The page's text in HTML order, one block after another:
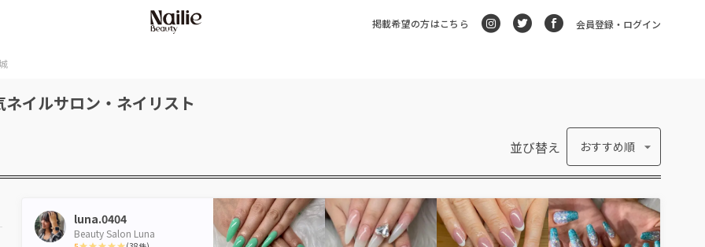
掲載希望の方はこちら 会員登録・ログイン
イルサロン・ネイリスト
並び替え おすすめ順
luna.0404
Beauty Salon Luna